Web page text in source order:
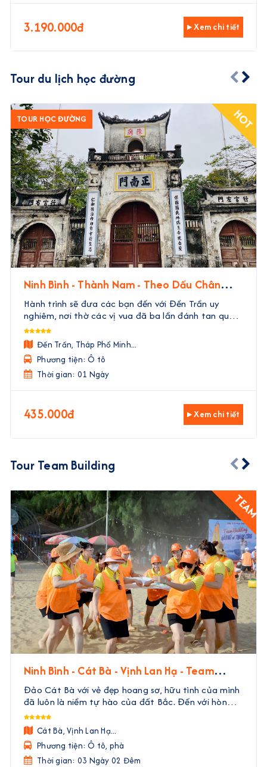
3.190.000đ ▸ Xem chi tiết
Tour du lịch học đường
TOUR HỌC ĐƯỜNG HOT
Ninh Bình - Thành Nam - Theo Dấu Chân
Nhà Trần
Hành trình sẽ đưa các bạn đến với Đền Trần uy
nghiêm, nơi thờ các vị vua đã ba lần đánh tan quân
Nguyên Mông. Tại đây, các bạn sẽ được tận mắt
thấy những di tích, nghe những câu chuyện về các
vị tướn ...
Đền Trần, Tháp Phổ Minh...
Phương tiện: Ô tô
Thời gian: 01 Ngày
435.000đ ▸ Xem chi tiết
Tour Team Building
TEAM
Ninh Bình - Cát Bà - Vịnh Lan Hạ - Team
Building | 3 Ngày 2 Đêm
Đảo Cát Bà với vẻ đẹp hoang sơ, hữu tình của mình
đã luôn là niềm tự hào của đất Bắc. Đến với hòn
đảo này, không chỉ có cơ hội khám phá những điểm
đến siêu thú vị, tham gia các hoạt động vui chơi giả
...
Cát Bà, Vịnh Lan Hạ...
Phương tiện: Ô tô, phà
Thời gian: 03 Ngày 02 Đêm